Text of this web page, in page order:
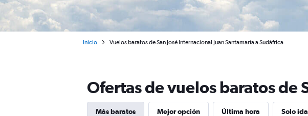
Inicio Vuelos baratos de San José Internacional Juan Santamaría a Sudáfrica
Ofertas de vuelos baratos de
Más baratos Mejor opción Última hora Solo ida